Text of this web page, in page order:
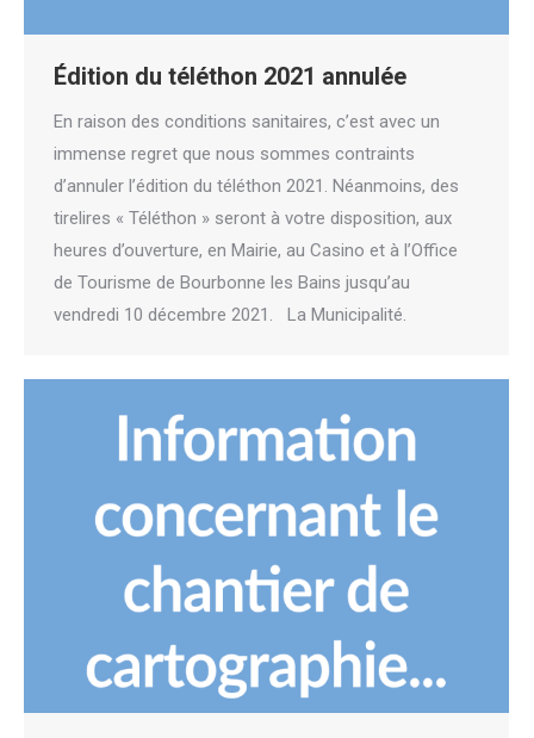
Édition du téléthon 2021 annulée
En raison des conditions sanitaires, c’est avec un
immense regret que nous sommes contraints
d’annuler l’édition du téléthon 2021. Néanmoins, des
tirelires « Téléthon » seront à votre disposition, aux
heures d’ouverture, en Mairie, au Casino et à l’Office
de Tourisme de Bourbonne les Bains jusqu’au
vendredi 10 décembre 2021. La Municipalité.